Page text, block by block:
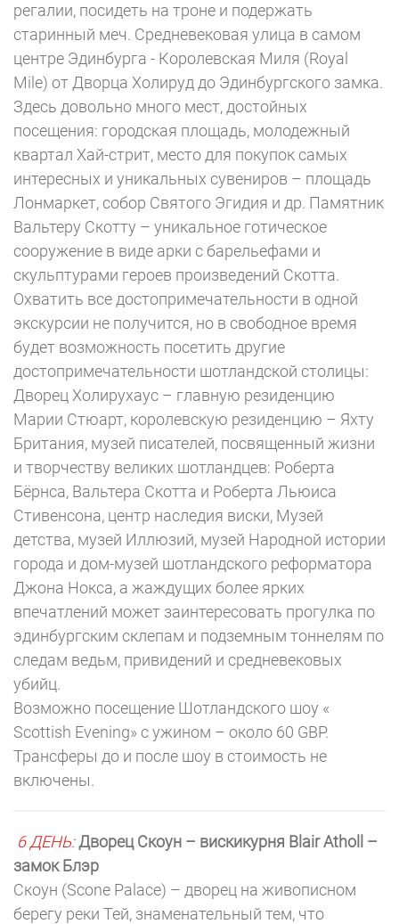
регалии, посидеть на троне и подержать
старинный меч. Средневековая улица в самом
центре Эдинбурга - Королевская Миля (Royal
Mile) от Дворца Холируд до Эдинбургского замка.
Здесь довольно много мест, достойных
посещения: городская площадь, молодежный
квартал Хай-стрит, место для покупок самых
интересных и уникальных сувениров – площадь
Лонмаркет, собор Святого Эгидия и др. Памятник
Вальтеру Скотту – уникальное готическое
сооружение в виде арки с барельефами и
скульптурами героев произведений Скотта.
Охватить все достопримечательности в одной
экскурсии не получится, но в свободное время
будет возможность посетить другие
достопримечательности шотландской столицы:
Дворец Холирухаус – главную резиденцию
Марии Стюарт, королевскую резиденцию – Яхту
Британия, музей писателей, посвященный жизни
и творчеству великих шотландцев: Роберта
Бёрнса, Вальтера Скотта и Роберта Льюиса
Стивенсона, центр наследия виски, Музей
детства, музей Иллюзий, музей Народной истории
города и дом-музей шотландского реформатора
Джона Нокса, а жаждущих более ярких
впечатлений может заинтересовать прогулка по
эдинбургским склепам и подземным тоннелям по
следам ведьм, привидений и средневековых
убийц.
Возможно посещение Шотландского шоу «
Scottish Evening» с ужином – около 60 GBP.
Трансферы до и после шоу в стоимость не
включены.
6 ДЕНЬ:Дворец Скоун – вискикурня Blair Atholl –
замок Блэр
Скоун (Scone Palace) – дворец на живописном
берегу реки Тей, знаменательный тем, что